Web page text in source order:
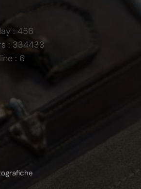
: 456
: 334433
: 6